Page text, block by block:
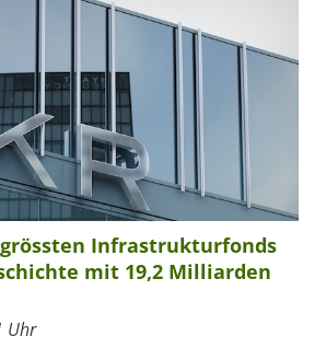
grössten Infrastrukturfonds
mit 19,2 Milliarden
Uhr